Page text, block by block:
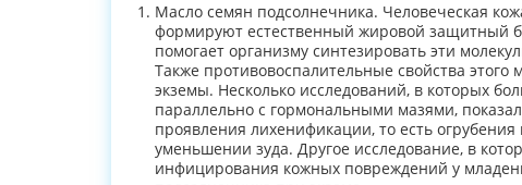
Масло семян подсолнечника. Человеческая
формируют естественный жировой защитный
помогает организму синтезировать эти
Также противовоспалительные свойства
экземы. Несколько исследований, в которых
параллельно с гормональными мазями,
проявления лихенификации, то есть
уменьшении зуда. Другое исследование, в
инфицирования кожных повреждений у